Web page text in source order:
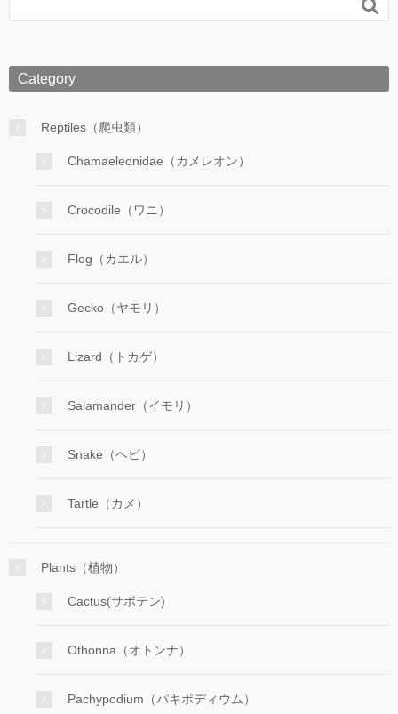

Category
Reptiles（爬虫類）
Chamaeleonidae（カメレオン）
Crocodile（ワニ）
Flog（カエル）
Gecko（ヤモリ）
Lizard（トカゲ）
Salamander（イモリ）
Snake（ヘビ）
Tartle（カメ）
Plants（植物）
Cactus(サボテン)
Othonna（オトンナ）
Pachypodium（パキポディウム）